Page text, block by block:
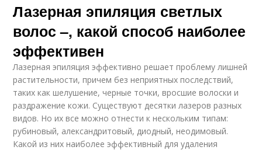
Нежелательные
волосы
Волосы на лице
Избавление от волос Волос с лица
Волос на лице
Лазерная эпиляция светлых
волос –, какой способ наиболее
эффективен
Лазерная эпиляция эффективно решает проблему лишней
растительности, причем без неприятных последствий,
таких как шелушение, черные точки, вросшие волоски и
раздражение кожи. Существуют десятки лазеров разных
видов. Но их все можно отнести к нескольким типам:
рубиновый, александритовый, диодный, неодимовый.
Какой из них наиболее эффективный для удаления